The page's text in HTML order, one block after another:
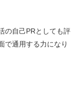
の自己PRとしても評
で通用する力になり